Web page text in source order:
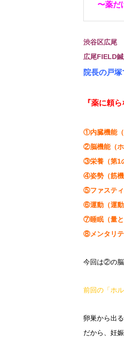
〜薬だ
渋谷区広尾
広尾FIELD
院長の戸塚
『薬に頼
①内臓機能（
②脳機能（ホ
③栄養（第1
④姿勢（筋機
⑤ファスティ
⑥運動（運動
⑦睡眠（量と
⑧メンタリテ
今回は②の脳
前回の「ホ
卵巣から出
だから、妊